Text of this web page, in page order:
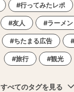
行ってみたレポ
友人 ラーメン
ちたまる広告
旅行 観光
すべてのタグを見る